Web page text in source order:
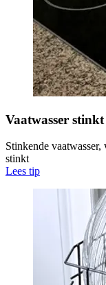
Vaatwasser stinkt
Stinkende
stinkt
Lees tip